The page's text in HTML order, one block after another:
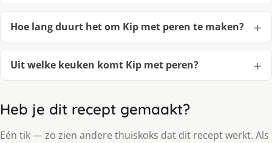
Hoe lang duurt het om Kip met peren te maken?
Uit welke keuken komt Kip met peren?
Heb je dit recept gemaakt?
Eén tik — zo zien andere thuiskoks dat dit recept werkt. Als